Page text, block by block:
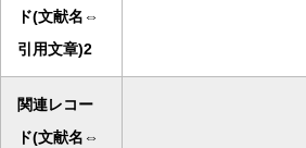
ド(文献名⇔
引用文章)2
関連レコー
ド(文献名⇔